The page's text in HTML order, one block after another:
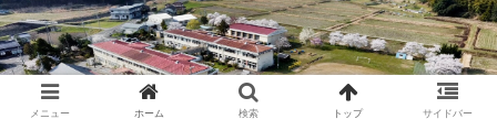
メニュー ホーム 検索 トップ サイドバー